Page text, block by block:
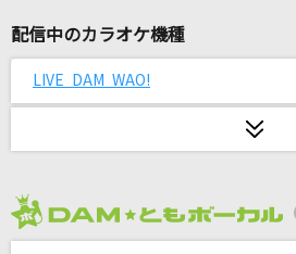
I WISH
[生音]恋におちて-Fall in love-
配信中のカラオケ機種
LIVE DAM WAO!